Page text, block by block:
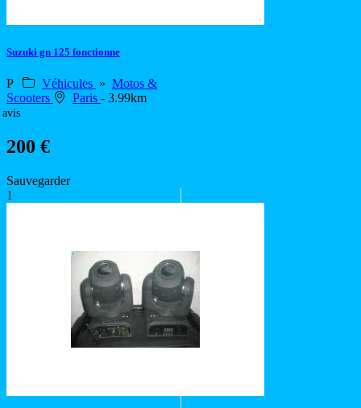
Suzuki gn 125 fonctionne
P Véhicules » Motos &
Scooters
Paris - 3.99km
avis
200 €
Sauvegarder
1